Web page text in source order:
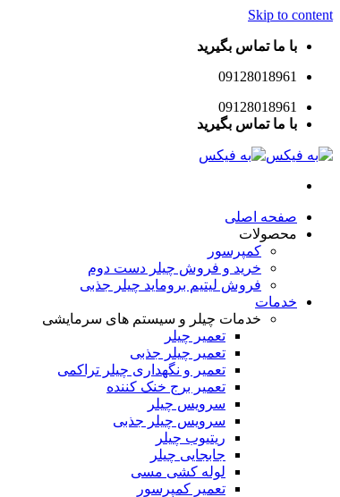
Skip to content
با ما تماس بگیرید
09128018961
09128018961
با ما تماس بگیرید
صفحه اصلی
محصولات
کمپرسور
خرید و فروش چیلر دست دوم
فروش لیتیم بروماید چیلر جذبی
خدمات
خدمات چیلر و سیستم های سرمایشی
تعمیر چیلر
تعمیر چیلر جذبی
تعمیر و نگهداری چیلر تراکمی
تعمیر برج خنک کننده
سرویس چیلر
سرویس چیلر جذبی
ریتیوب چیلر
جابجایی چیلر
لوله کشی مسی
تعمیر کمپرسور